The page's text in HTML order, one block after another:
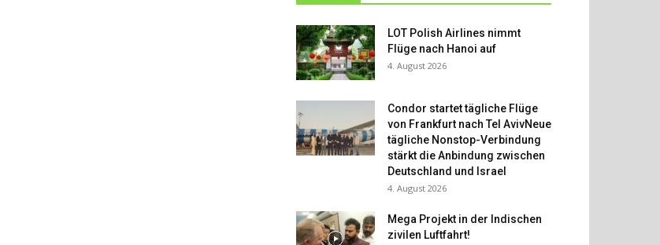
LOT Polish Airlines nimmt
Flüge nach Hanoi auf
4. August 2026
Condor startet tägliche Flüge
von Frankfurt nach Tel AvivNeue
tägliche Nonstop-Verbindung
stärkt die Anbindung zwischen
Deutschland und Israel
4. August 2026
Mega Projekt in der Indischen
zivilen Luftfahrt!